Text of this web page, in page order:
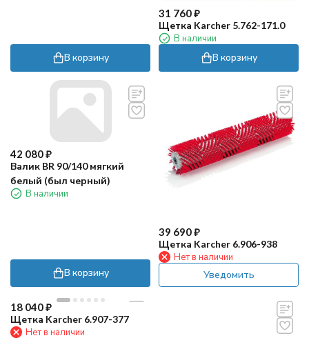
В корзину
31 760₽
Щетка Karcher 5.762-171.0
В наличии
В корзину
42 080₽
Валик BR 90/140 мягкий
белый (был черный)
В наличии
В корзину
39 690₽
Щетка Karcher 6.906-938
Нет в наличии
Уведомить
18 040₽
Щетка Karcher 6.907-377
Нет в наличии